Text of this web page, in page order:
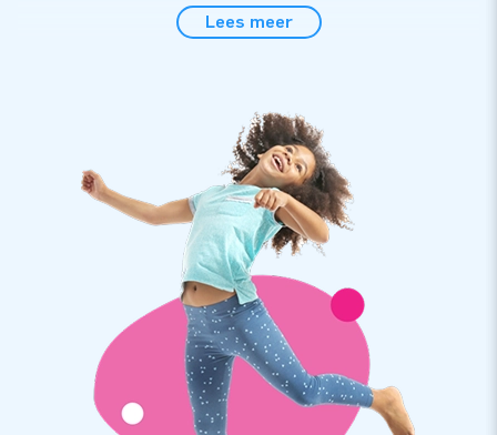
De poppen staan binnen 5 minuten klaar
om deze poppen op te zetten. Relax! Binnen 5 minuten staan
Abraham of Sarah op hun plek. Met hulp van de bijgeleverde
handleiding is dat een fluitje van een cent. JB levert ook de
blower, de transportzak en verankeringsmateriaal erbij.
Al ruim 15.000 klanten kozen voor JB-inflatables
JB laat al meer dan 15 jaar mensen wereldwijd (soms zelfs
letterlijk) een gat in de lucht springen. Geen wonder: onze
designers, ontwikkelaars en logistiek medewerkers leveren
unieke opblaasattracties! Daarnaast krijg je altijd onze
professionele service en levering. Daarom noemen ze ons
ook wel ‘creators of greatness’!
Lees meer